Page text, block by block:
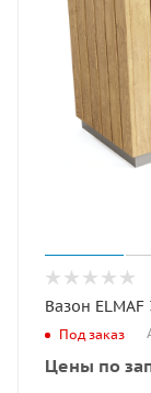
Вазон ELMAF
Под заказ
Цены по